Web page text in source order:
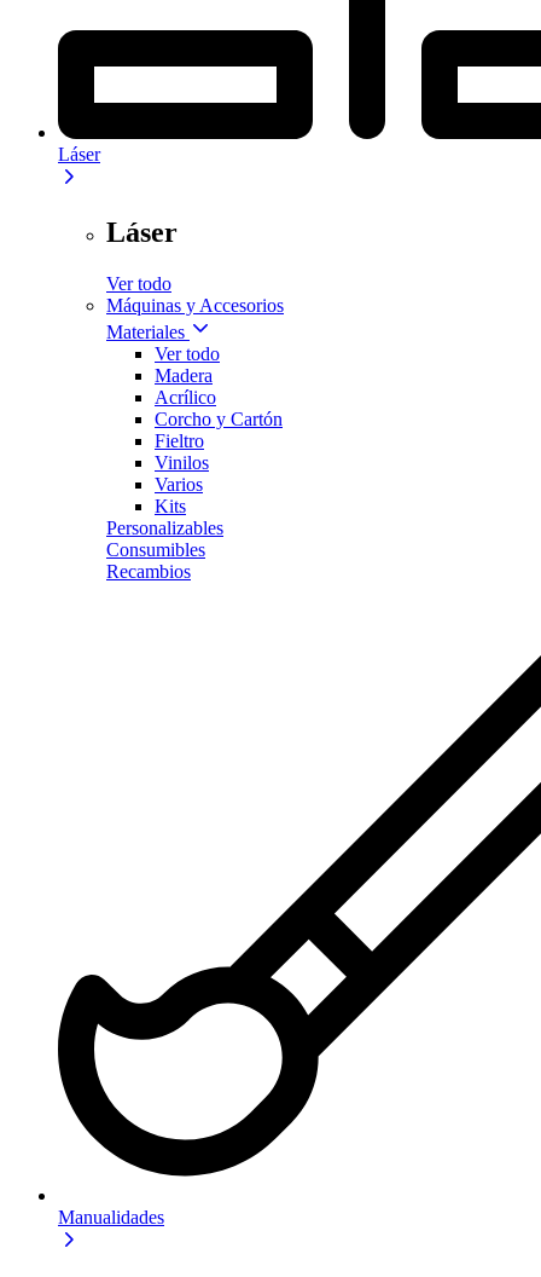
Láser
Láser
Ver todo
Máquinas y Accesorios
Materiales
Ver todo
Madera
Acrílico
Corcho y Cartón
Fieltro
Vinilos
Varios
Kits
Personalizables
Consumibles
Recambios
Manualidades